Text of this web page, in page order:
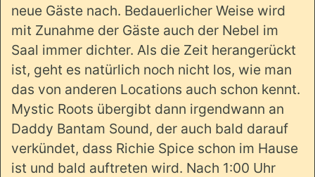
neue Gäste nach. Bedauerlicher Weise wird
mit Zunahme der Gäste auch der Nebel im
Saal immer dichter. Als die Zeit herangerückt
ist, geht es natürlich noch nicht los, wie man
das von anderen Locations auch schon kennt.
Mystic Roots übergibt dann irgendwann an
Daddy Bantam Sound, der auch bald darauf
verkündet, dass Richie Spice schon im Hause
ist und bald auftreten wird. Nach 1:00 Uhr